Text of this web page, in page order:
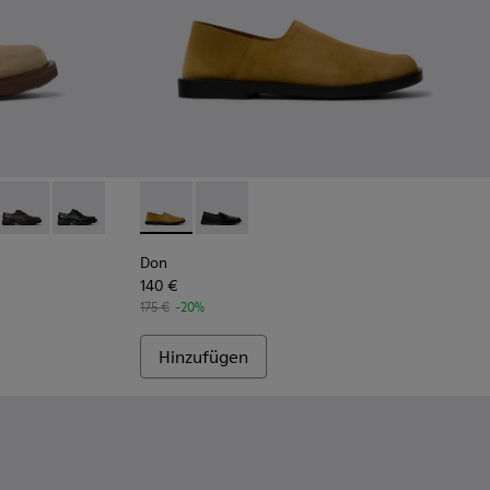
für Herren.
Schuhe aus Veloursleder für Herren.
009
- K100998-008 - Blaue Velourslederschuhe für Herren.
Norman - K100998-002 - Braune Lederschuhe für Herren.
Norman - K100998-001 - Schwarze Lederschuhe für
Don - K101089-002 - Braune
Don - K101089-001 - Schwarze
Don
140 €
175 € -20%
Hinzufügen